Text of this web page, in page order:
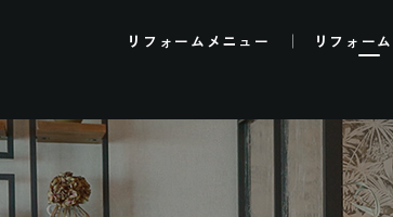
リフォーム メニュー リフォーム